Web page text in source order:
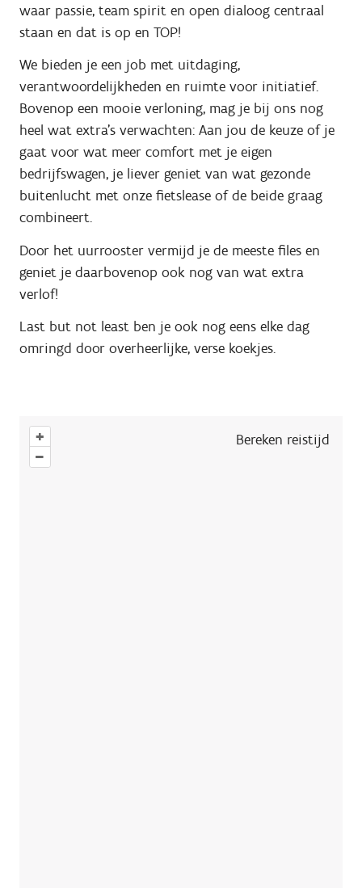
waar passie, team spirit en open dialoog centraal
staan en dat is op en TOP!
We bieden je een job met uitdaging,
verantwoordelijkheden en ruimte voor initiatief.
Bovenop een mooie verloning, mag je bij ons nog
heel wat extra's verwachten: Aan jou de keuze of je
gaat voor wat meer comfort met je eigen
bedrijfswagen, je liever geniet van wat gezonde
buitenlucht met onze fietslease of de beide graag
combineert.
Door het uurrooster vermijd je de meeste files en
geniet je daarbovenop ook nog van wat extra
verlof!
Last but not least ben je ook nog eens elke dag
omringd door overheerlijke, verse koekjes.
+
–
Bereken reistijd